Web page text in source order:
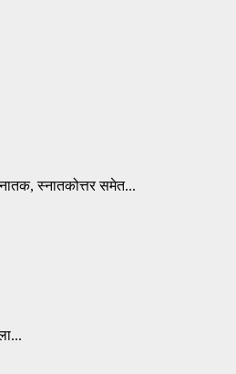
स्नातकोत्तर समेत...